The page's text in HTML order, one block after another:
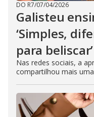
DO R7/07/04/2026
Galisteu
‘Simples,
para beliscar’
Nas redes sociais, a
compartilhou mais